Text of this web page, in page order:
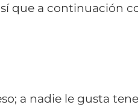
que a continuación
a nadie le gusta